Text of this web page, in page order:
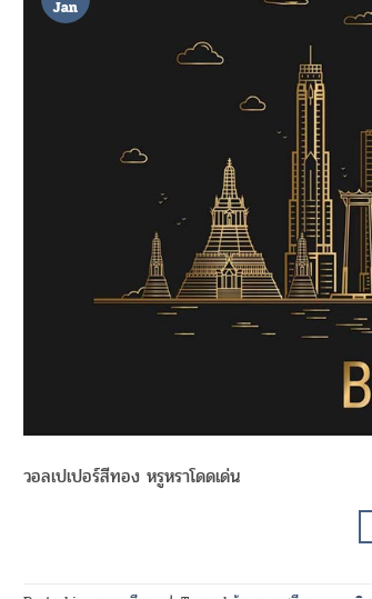
Jan
วอลเปเปอร์สีทอง หรูหราโดดเด่น >>